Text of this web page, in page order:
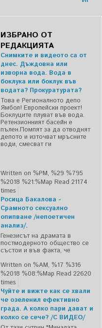
ИЗБРАНО ОТ
РЕДАКЦИЯТА
Снимките и видеото са от
днес. Дъждовна или
изворна вода. Вода в
боклука или боклук във
водата? Прокуратурата?
Това е Регионалното депо
Ямбол! Европейски проект!
Боклуците плуват във вода.
Ретензионният басейн е
пълен.Помпят за да отводнят
депото и източват мръсните
води, смесват ги
Written on %PM, %29 %795
%2018 %21:%Мар Read 21174
times
Росица Бакалова -
Срамното сексуално
опипване /непоетичен
анализ/.
Генезисът на драмата в
постмодерното общество се
състои и във факта, че
Written on %AM, %17 %316
%2018 %08:%Мар Read 22620
times
Чуйте и вижте как се хвали
че озеленил ефективно
града. А колко пари дават и
колко се сече? /С ВИДЕО/